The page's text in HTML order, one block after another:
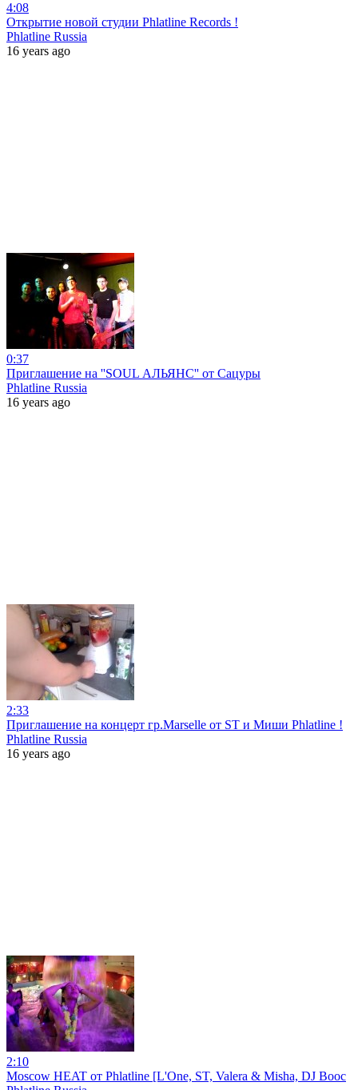
4:08
Открытие новой студии Phlatline Records !
Phlatline Russia
16 years ago
0:37
Приглашение на ''SOUL АЛЬЯНС'' от Сацуры
Phlatline Russia
16 years ago
2:33
Приглашение на концерт гр.Marselle от ST и Миши Phlatline !
Phlatline Russia
16 years ago
2:10
Moscow HEAT от Phlatline [L'One, ST, Valera & Misha, DJ Booc